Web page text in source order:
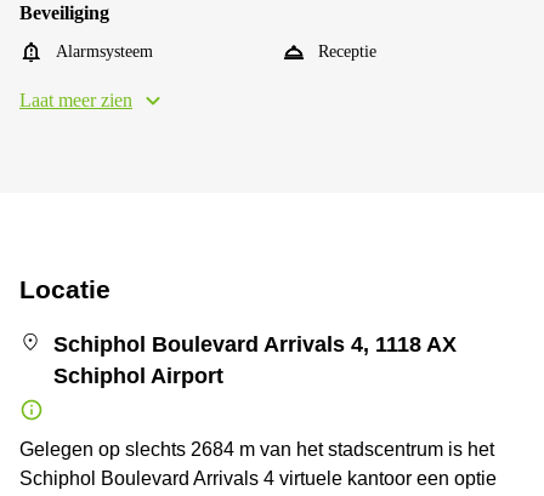
Beveiliging
Alarmsysteem Receptie
Laat meer zien
Locatie
Schiphol Boulevard Arrivals 4, 1118 AX
Schiphol Airport
Gelegen op slechts 2684 m van het stadscentrum is het
Schiphol Boulevard Arrivals 4 virtuele kantoor een optie